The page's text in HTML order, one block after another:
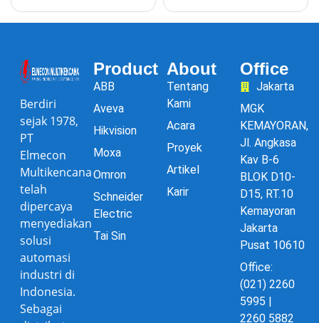
Berdiri
sejak 1978,
PT
Elmecon
Multikencana
telah
dipercaya
menyediakan
solusi
automasi
industri di
Indonesia.
Sebagai
Product
ABB
Aveva
Hikvision
Moxa
Omron
Schneider
Electric
Tai Sin
About
Tentang
Kami
Acara
Proyek
Artikel
Karir
Office
Jakarta
MGK
KEMAYORAN,
Jl. Angkasa
Kav B-6
BLOK D10-
D15, RT.10
Kemayoran
Jakarta
Pusat 10610
Office:
(021) 2260
5995 |
2260 5882